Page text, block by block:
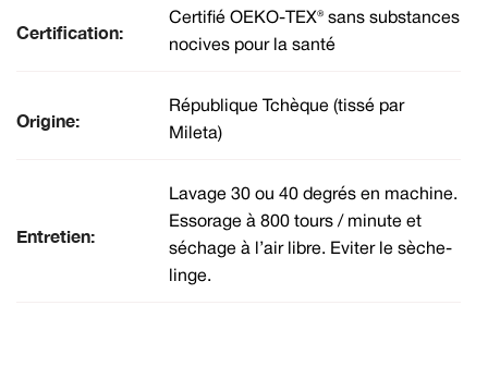
Certification:
Certifié OEKO-TEX® sans substances
nocives pour la santé
Origine:
République Tchèque (tissé par
Mileta)
Entretien:
Lavage 30 ou 40 degrés en machine.
Essorage à 800 tours / minute et
séchage à l’air libre. Eviter le sèche-
linge.